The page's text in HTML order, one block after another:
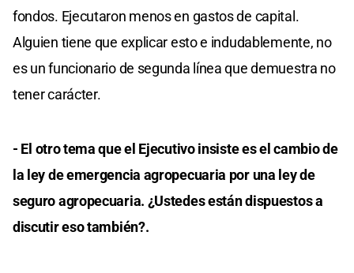
fondos. Ejecutaron menos en gastos de capital.
Alguien tiene que explicar esto e indudablemente, no
es un funcionario de segunda línea que demuestra no
tener carácter.
- El otro tema que el Ejecutivo insiste es el cambio de
la ley de emergencia agropecuaria por una ley de
seguro agropecuaria. ¿Ustedes están dispuestos a
discutir eso también?.